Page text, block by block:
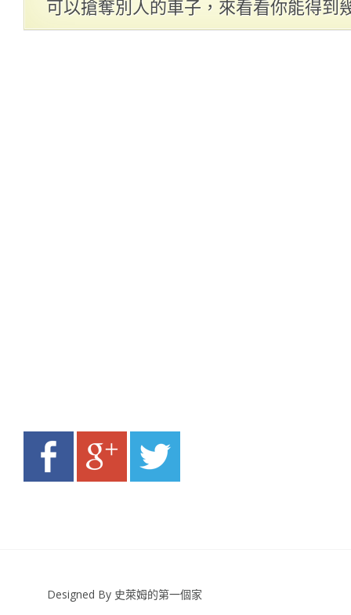
可以搶奪別人的車子，來看看你能得到
Designed By 史萊姆的第一個家